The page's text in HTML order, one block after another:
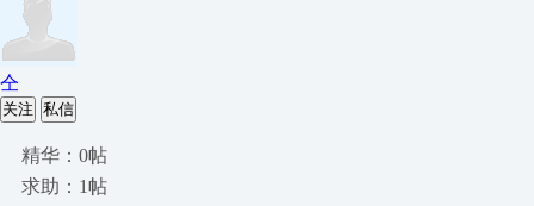
仝
关注 私信
精华：0帖
求助：1帖